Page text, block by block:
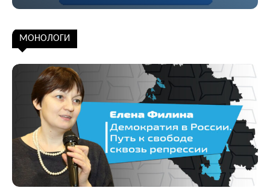
Подписаться
МОНОЛОГИ